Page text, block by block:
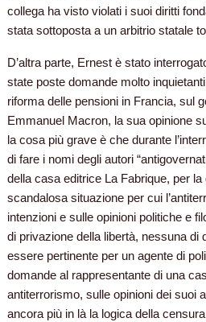
collega ha visto violati i suoi diritti
stata sottoposta a un arbitrio statale
D’altra parte, Ernest è stato
state poste domande molto
riforma delle pensioni in Francia, sul
Emmanuel Macron, la sua opinione
la cosa più grave è che durante
di fare i nomi degli autori
della casa editrice La Fabrique, per
scandalosa situazione per cui
intenzioni e sulle opinioni politiche e
di privazione della libertà, nessuna di
essere pertinente per un agente di
domande al rappresentante di una
antiterrorismo, sulle opinioni dei suoi
ancora più in là la logica della